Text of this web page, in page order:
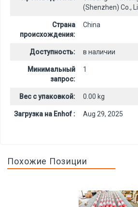
(Shenzhen) Co.,
Страна
происхождения:
China
Доступность: в наличии
Минимальный
запрос:
1
Вес с упаковкой: 0.00 kg
Загрузка на Enhof : Aug 29, 2025
Похожие Позиции